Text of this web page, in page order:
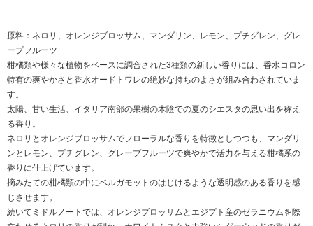
原料：ネロリ、オレンジブロッサム、マンダリン、レモン、プチグレン、グレ
ープフルーツ
柑橘類や様々な植物をベースに調合された3種類の新しい香りには、香水コロン
特有の爽やかさと香水オードトワレの絶妙な持ちのよさが組み合わされていま
す。
太陽、甘い生活、イタリア南部の果樹の木陰での夏のシエスタの思い出を称え
る香り。
ネロリとオレンジブロッサムでフローラルな香りを特徴としつつも、マンダリ
ンとレモン、プチグレン、グレープフルーツで爽やかで活力を与える柑橘系の
香りに仕上げています。
摘みたての柑橘類の中にベルガモットのはじけるような透明感のある香りを感
じさせます。
続いてミドルノートでは、オレンジブロッサムとエジプト産のゼラニウムを際